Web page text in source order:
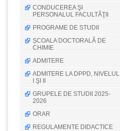
CONDUCEREA ŞI
PERSONALUL FACULTĂŢII
PROGRAME DE STUDII
ȘCOALA DOCTORALĂ DE
CHIMIE
ADMITERE
ADMITERE LA DPPD, NIVELUL
I ŞI II
GRUPELE DE STUDII 2025-
2026
ORAR
REGULAMENTE DIDACTICE